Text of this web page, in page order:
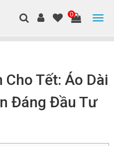
0
Cho Tết: Áo Dài
Đáng Đầu Tư